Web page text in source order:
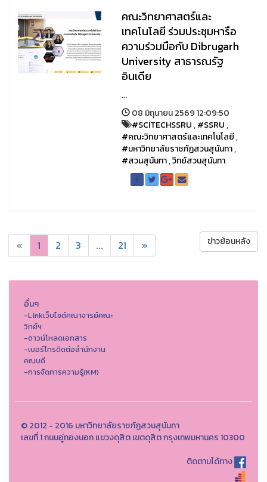
คณะวิทยาศาสตร์และ
เทคโนโลยี ร่วมประชุมหารือ
ความร่วมมือกับ Dibrugarh
University สาธารณรัฐ
อินเดีย
...
08 มิถุนายน 2569 12:09:50
#SCITECHSSRU,#SSRU,
#คณะวิทยาศาสตร์และเทคโนโลยี,
#มหาวิทยาลัยราชภัฏสวนสุนันทา,
#สวนสุนันทา,วิทย์สวนสุนันทา
« 1 2 3 ... 21 » ข่าวย้อนหลัง
อื่นๆ
-Linkเว็บไซต์คณาจารย์คณะ
วิทย์ฯ
-ดาวน์โหลดเอกสาร
-เบอร์โทรติดต่อสำนักงาน
คณบดี
-การจัดการความรู้(KM)
© 2012 - 2016 มหาวิทยาลัยราชภัฏสวนสุนันทา
เลขที่ 1 ถนนอู่ทองนอก แขวงดุสิต เขตดุสิต กรุงเทพมหานคร 10300
ติดตามได้ทาง